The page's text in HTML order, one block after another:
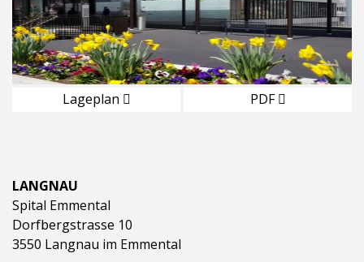
Lageplan PDF
LANGNAU
Spital Emmental
Dorfbergstrasse 10
3550 Langnau im Emmental